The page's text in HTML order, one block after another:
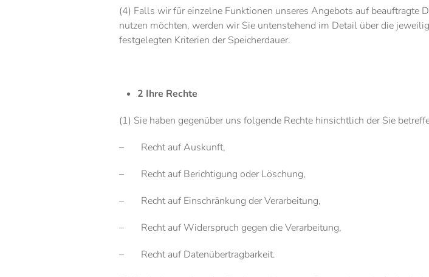
(4) Falls wir für einzelne Funktionen unseres Angebots auf beauftragte
nutzen möchten, werden wir Sie untenstehend im Detail über die
festgelegten Kriterien der Speicherdauer.
2 Ihre Rechte
(1) Sie haben gegenüber uns folgende Rechte hinsichtlich der Sie
– Recht auf Auskunft,
– Recht auf Berichtigung oder Löschung,
– Recht auf Einschränkung der Verarbeitung,
– Recht auf Widerspruch gegen die Verarbeitung,
– Recht auf Datenübertragbarkeit.